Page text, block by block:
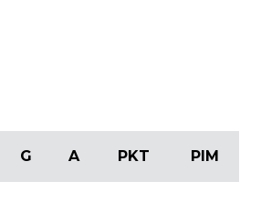
G A PKT PIM